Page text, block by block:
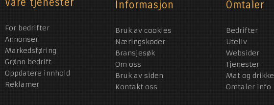
Våre tjenester
For bedrifter
Annonser
Markedsføring
Grønn bedrift
Oppdatere innhold
Reklamer
Informasjon
Bruk av cookies
Næringskoder
Bransjesøk
Om oss
Bruk av siden
Kontakt oss
Omtaler
Bedrifter
Uteliv
Websider
Tjenester
Mat og drikke
Omtaler info